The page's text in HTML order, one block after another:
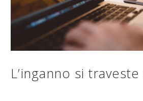
L’inganno si